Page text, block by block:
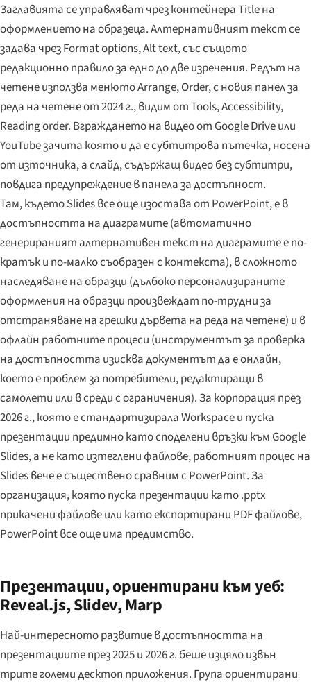
Заглавията се управляват чрез контейнера Title на
оформлението на образеца. Алтернативният текст се
задава чрез Format options, Alt text, със същото
редакционно правило за едно до две изречения. Редът на
четене използва менюто Arrange, Order, с новия панел за
реда на четене от 2024 г., видим от Tools, Accessibility,
Reading order. Вграждането на видео от Google Drive или
YouTube зачита която и да е субтитрова пътечка, носена
от източника, а слайд, съдържащ видео без субтитри,
повдига предупреждение в панела за достъпност.
Там, където Slides все още изостава от PowerPoint, е в
достъпността на диаграмите (автоматично
генерираният алтернативен текст на диаграмите е по-
кратък и по-малко съобразен с контекста), в сложното
наследяване на образци (дълбоко персонализираните
оформления на образци произвеждат по-трудни за
отстраняване на грешки дървета на реда на четене) и в
офлайн работните процеси (инструментът за проверка
на достъпността изисква документът да е онлайн,
което е проблем за потребители, редактиращи в
самолети или в среди с ограничения). За корпорация през
2026 г., която е стандартизирала Workspace и пуска
презентации предимно като споделени връзки към Google
Slides, а не като изтеглени файлове, работният процес на
Slides вече е съществено сравним с PowerPoint. За
организация, която пуска презентации като .pptx
прикачени файлове или като експортирани PDF файлове,
PowerPoint все още има предимство.
Презентации, ориентирани към уеб:
Reveal.js, Slidev, Marp
Най-интересното развитие в достъпността на
презентациите през 2025 и 2026 г. беше изцяло извън
трите големи десктоп приложения. Група ориентирани